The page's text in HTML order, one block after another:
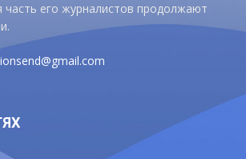
его журналистов продолжают